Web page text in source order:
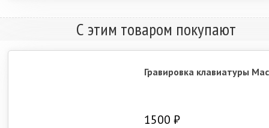
С этим товаром покупают
Гравировка клавиатуры
1500 ₽